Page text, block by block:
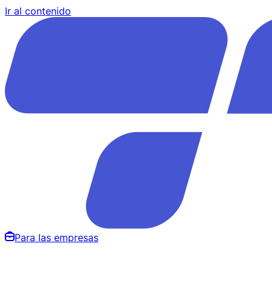
Ir al contenido
Para las empresas